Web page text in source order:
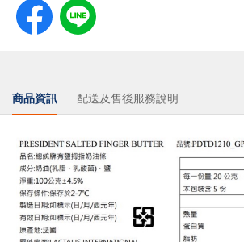
商品資訊 配送及售後服務說明